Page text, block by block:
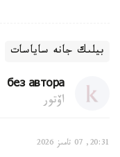
بيلىك جانە ساياسات
без автора
اۆتور
20:31, 07 تامىز 2026